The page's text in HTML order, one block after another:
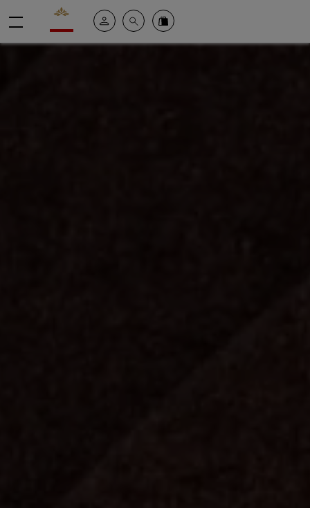
Valrhona - Imaginons le meilleur du chocolat
Mein kontoSuche Valrhona Collection